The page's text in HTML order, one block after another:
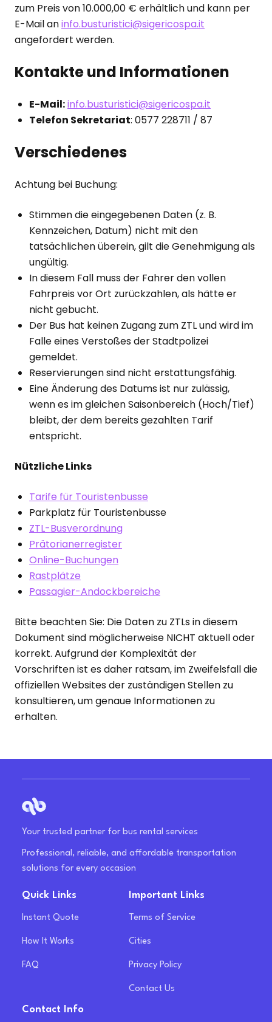
zum Preis von 10.000,00 € erhältlich und kann per
E-Mail aninfo.busturistici@sigericospa.it
angefordert werden.
Kontakte und Informationen
E-Mail:info.busturistici@sigericospa.it
Telefon Sekretariat: 0577 228711 / 87
Verschiedenes
Achtung bei Buchung:
Stimmen die eingegebenen Daten (z. B.
Kennzeichen, Datum) nicht mit den
tatsächlichen überein, gilt die Genehmigung als
ungültig.
In diesem Fall muss der Fahrer den vollen
Fahrpreis vor Ort zurückzahlen, als hätte er
nicht gebucht.
Der Bus hat keinen Zugang zum ZTL und wird im
Falle eines Verstoßes der Stadtpolizei
gemeldet.
Reservierungen sind nicht erstattungsfähig.
Eine Änderung des Datums ist nur zulässig,
wenn es im gleichen Saisonbereich (Hoch/Tief)
bleibt, der dem bereits gezahlten Tarif
entspricht.
Nützliche Links
Tarife für Touristenbusse
Parkplatz für Touristenbusse
ZTL-Busverordnung
Prätorianerregister
Online-Buchungen
Rastplätze
Passagier-Andockbereiche
Bitte beachten Sie: Die Daten zu ZTLs in diesem
Dokument sind möglicherweise NICHT aktuell oder
korrekt. Aufgrund der Komplexität der
Vorschriften ist es daher ratsam, im Zweifelsfall die
offiziellen Websites der zuständigen Stellen zu
konsultieren, um genaue Informationen zu
erhalten.
Your trusted partner for bus rental services
Professional, reliable, and affordable transportation
solutions for every occasion
Quick Links
Instant Quote
How It Works
FAQ
Important Links
Terms of Service
Cities
Privacy Policy
Contact Us
Contact Info